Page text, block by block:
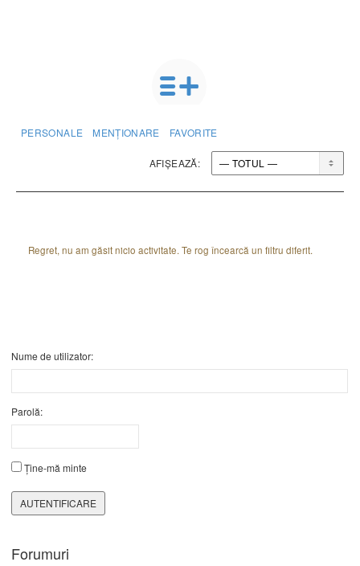
PERSONALE MENȚIONARE FAVORITE
AFIȘEAZĂ:
Regret, nu am găsit nicio activitate. Te rog încearcă un filtru diferit.
Nume de utilizator:
Parolă:
Ține-mă minte
AUTENTIFICARE
Forumuri